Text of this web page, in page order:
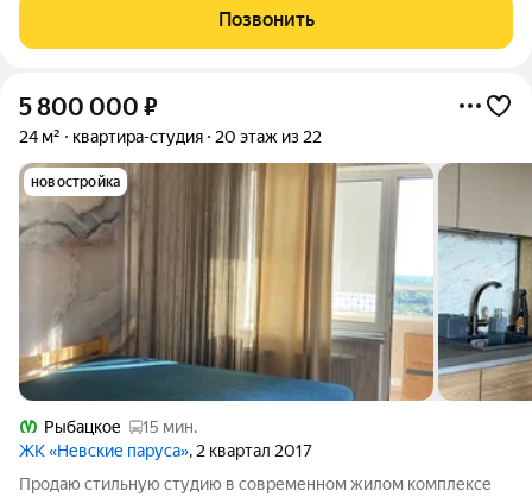
на берегу Невы. До метро Рыбацкое 20 минут пешком. Статус:
квартира, Количество комнат:
Позвонить
5 800 000 ₽
24 м² квартира-студия 20 этаж из 22
новостройка
Рыбацкое
15 мин.
ЖК «Невские паруса», 2 квартал 2017
Продаю стильную студию в современном жилом комплексе